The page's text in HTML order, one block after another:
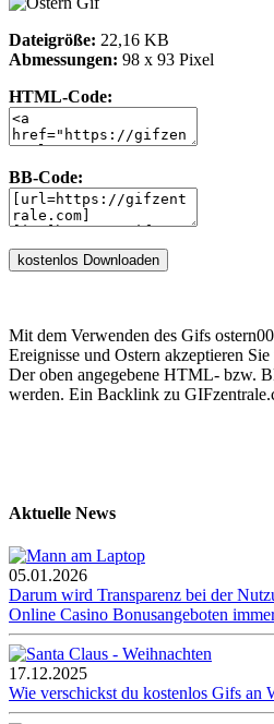
Dateigröße: 22,16 KB
Abmessungen: 98 x 93 Pixel
HTML-Code:
BB-Code:
Mit dem Verwenden des Gifs
Ereignisse und Ostern akzeptieren Sie
Der oben angegebene HTML- bzw.
werden. Ein Backlink zu
Aktuelle News
05.01.2026
Darum wird Transparenz bei der
Online Casino Bonusangeboten
17.12.2025
Wie verschickst du kostenlos Gifs an